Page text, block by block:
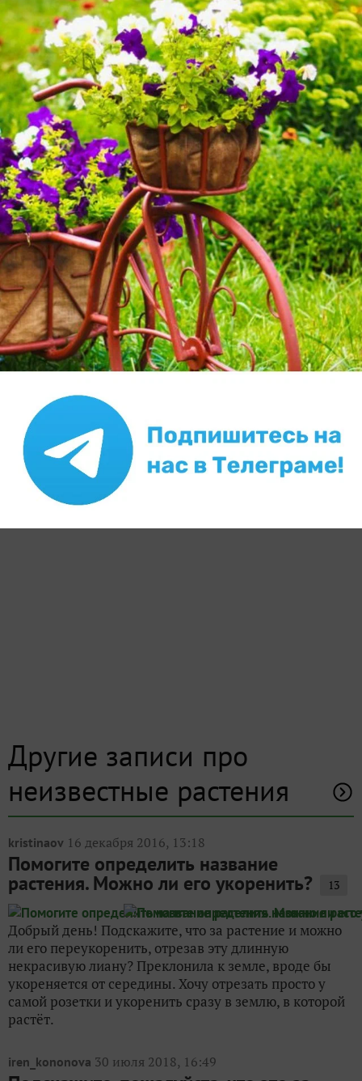
Пожалуйста, оставьте комментарий
Внимание!Если у вас есть свой вопрос, задайте его
отдельно, вспециальной форме
Ваш E-mail:
Или через:
добавить комментарий
Другие записи про
неизвестные растения
kristinaov 16 декабря 2016, 13:18
Помогите определить название
растения. Можно ли его укоренить? 13
Добрый день! Подскажите, что за растение и можно
ли его переукоренить, отрезав эту длинную
некрасивую лиану? Преклонила к земле, вроде бы
укореняется от середины. Хочу отрезать просто у
самой розетки и укоренить сразу в землю, в которой
растёт.
iren_kononova 30 июля 2018, 16:49